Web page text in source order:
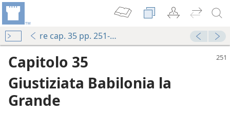
re cap. 35 pp. 251-258
Capitolo 35
Giustiziata Babilonia la
Grande